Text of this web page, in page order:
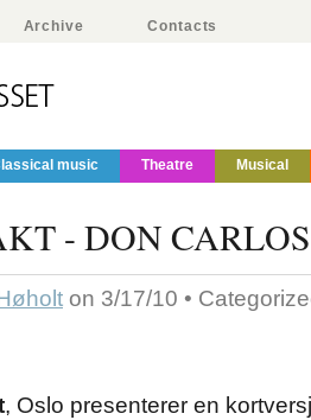
Archive Contacts
music Theatre Musical
- DON CARLOS
on 3/17/10 •
, Oslo presenterer en